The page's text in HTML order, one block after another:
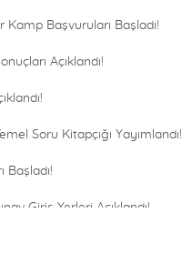
Kamp Başvuruları Başladı!
Açıklandı!
Soru Kitapçığı Yayımlandı!
Başladı!
Giriş Yerleri Açıklandı!